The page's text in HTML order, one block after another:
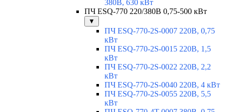
380В, 630 кВт
ПЧ ESQ-770 220/380В 0,75-500 кВт
▼
ПЧ ESQ-770-2S-0007 220В, 0,75
кВт
ПЧ ESQ-770-2S-0015 220В, 1,5
кВт
ПЧ ESQ-770-2S-0022 220В, 2,2
кВт
ПЧ ESQ-770-2S-0040 220В, 4 кВт
ПЧ ESQ-770-2S-0055 220В, 5,5
кВт